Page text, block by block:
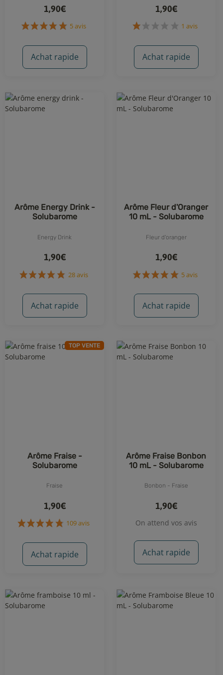
1,90€
Achat rapide
1,90€
Achat rapide
Arôme Energy Drink -
Solubarome
Energy Drink
1,90€
Achat rapide
Arôme Fleur d'Oranger
10 mL - Solubarome
Fleur d'oranger
1,90€
Achat rapide
TOP VENTE
Arôme Fraise -
Solubarome
Fraise
1,90€
Achat rapide
Arôme Fraise Bonbon
10 mL - Solubarome
Bonbon - Fraise
1,90€
On attend vos avis
Achat rapide